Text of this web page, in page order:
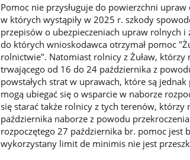
Pomoc nie przysługuje do powierzchni
w których wystąpiły w 2025 r. szkody
przepisów o ubezpieczeniach upraw rolnych
do których wnioskodawca otrzymał pomoc
rolnictwie". Natomiast rolnicy z Żuław,
trwającego od 16 do 24 października z
powstałych strat w uprawach, które są
mogą ubiegać się o wsparcie w naborze
się starać także rolnicy z tych terenów,
października naborze z powodu
rozpoczętego 27 października br. pomoc
wykorzystany limit de minimis nie jest